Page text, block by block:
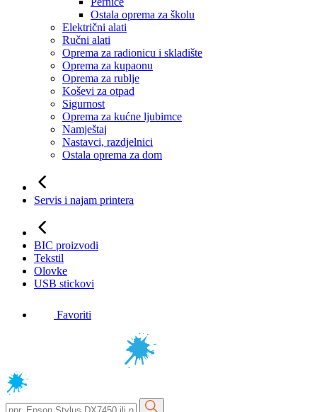
Ostala oprema za školu
Električni alati
Ručni alati
Oprema za radionicu i skladište
Oprema za kupaonu
Oprema za rublje
Koševi za otpad
Sigurnost
Oprema za kućne ljubimce
Namještaj
Nastavci, razdjelnici
Ostala oprema za dom
Servis i najam printera
BIC proizvodi
Tekstil
Olovke
USB stickovi
Favoriti